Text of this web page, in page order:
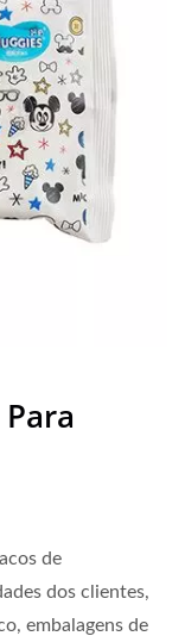
de
dos clientes,
embalagens de